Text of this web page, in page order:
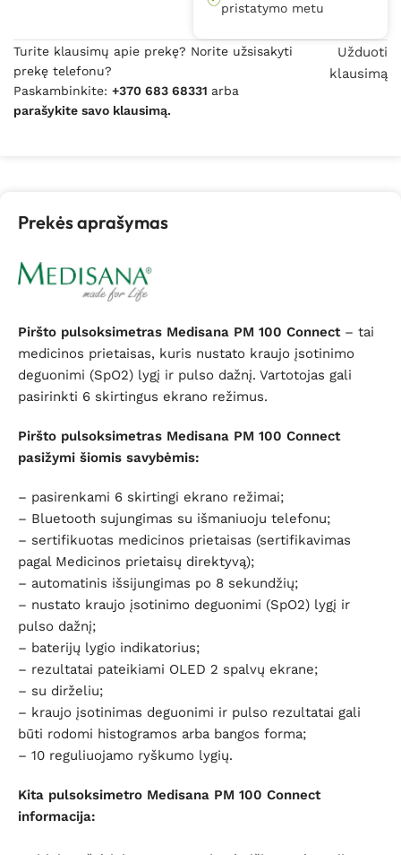
pristatymo metu
Turite klausimų apie prekę? Norite užsisakyti
prekę telefonu?
Paskambinkite: +370 683 68331 arba
parašykite savo klausimą.
Užduoti
klausimą
Prekės aprašymas
Piršto pulsoksimetras Medisana PM 100 Connect– tai
medicinos prietaisas, kuris nustato kraujo įsotinimo
deguonimi (SpO2) lygį ir pulso dažnį. Vartotojas gali
pasirinkti 6 skirtingus ekrano režimus.
Piršto pulsoksimetras Medisana PM 100 Connect
pasižymi šiomis savybėmis:
– pasirenkami 6 skirtingi ekrano režimai;
– Bluetooth sujungimas su išmaniuoju telefonu;
– sertifikuotas medicinos prietaisas (sertifikavimas
pagal Medicinos prietaisų direktyvą);
– automatinis išsijungimas po 8 sekundžių;
– nustato kraujo įsotinimo deguonimi (SpO2) lygį ir
pulso dažnį;
– baterijų lygio indikatorius;
– rezultatai pateikiami OLED 2 spalvų ekrane;
– su dirželiu;
– kraujo įsotinimas deguonimi ir pulso rezultatai gali
būti rodomi histogramos arba bangos forma;
– 10 reguliuojamo ryškumo lygių.
Kita pulsoksimetro Medisana PM 100 Connect
informacija: